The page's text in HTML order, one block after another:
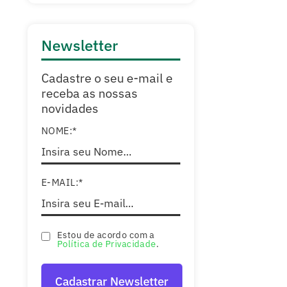
Newsletter
Cadastre o seu e-mail e
receba as nossas
novidades
NOME:*
E-MAIL:*
Estou de acordo com a
Política de Privacidade.